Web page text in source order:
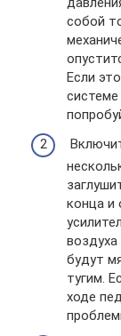
собой
Если
системе
конца и
будут
тугим.
ходе